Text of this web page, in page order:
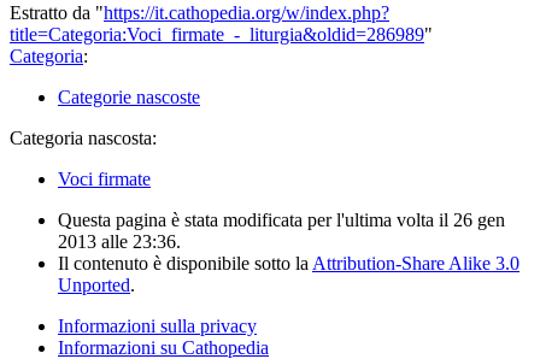
Estratto da "https://it.cathopedia.org/w/index.php?
title=Categoria:Voci_firmate_-_liturgia&oldid=286989"
Categoria:
Categorie nascoste
Categoria nascosta:
Voci firmate
Questa pagina è stata modificata per l'ultima volta il 26 gen
2013 alle 23:36.
Il contenuto è disponibile sotto la Attribution-Share Alike 3.0
Unported.
Informazioni sulla privacy
Informazioni su Cathopedia